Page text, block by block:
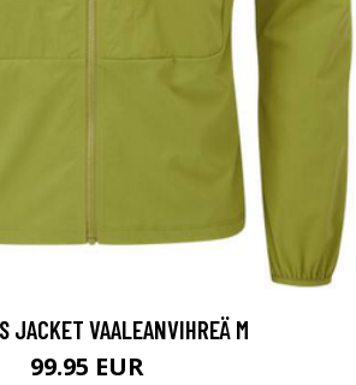
JACKET VAALEANVIHREÄ M
99.95 EUR